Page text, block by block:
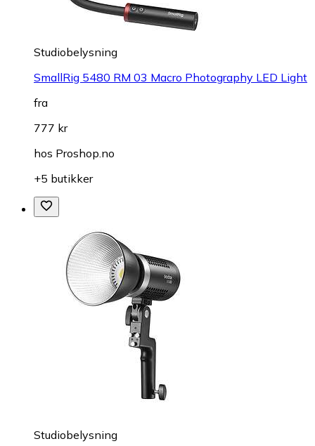
Studiobelysning
SmallRig 5480 RM 03 Macro Photography LED Light
fra
777 kr
hos Proshop.no
+5 butikker
Studiobelysning